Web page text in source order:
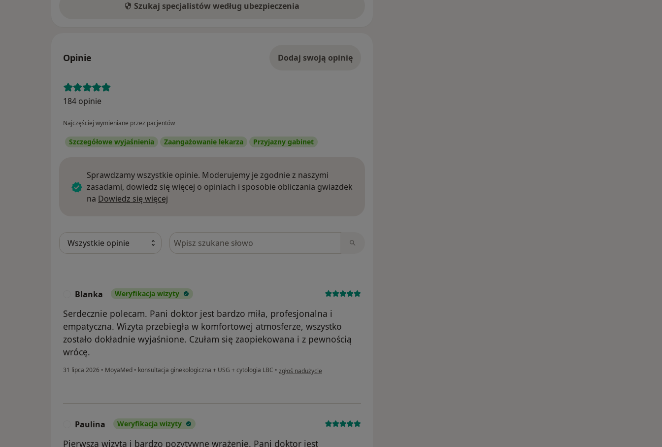
Szukaj specjalistów według ubezpieczenia
Opinie Dodaj swoją opinię
184 opinie
Najczęściej wymieniane przez pacjentów
Szczegółowe wyjaśnienia Zaangażowanie lekarza Przyjazny gabinet
Sprawdzamy wszystkie opinie. Moderujemy je zgodnie z naszymi
zasadami, dowiedz się więcej o opiniach i sposobie obliczania gwiazdek
na Dowiedz się więcej
Szukaj w opiniach
Blanka Weryfikacja wizyty
Serdecznie polecam. Pani doktor jest bardzo miła, profesjonalna i
empatyczna. Wizyta przebiegła w komfortowej atmosferze, wszystko
zostało dokładnie wyjaśnione. Czułam się zaopiekowana i z pewnością
wrócę.
31 lipca 2026 • MoyaMed • konsultacja ginekologiczna + USG + cytologia LBC • w opinii użytkownika Blanka
zgłoś nadużycie
Paulina Weryfikacja wizyty
Pierwsza wizyta i bardzo pozytywne wrażenie. Pani doktor jest